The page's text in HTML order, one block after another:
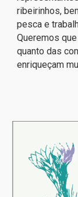
ribeirinhos,
pesca e
Queremos
quanto das
enriqueçam